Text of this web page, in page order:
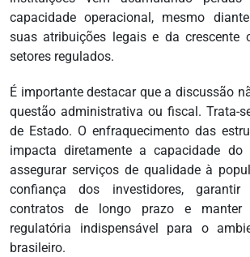
capacidade operacional, mesmo
suas atribuições legais e da crescente
setores regulados.
É importante destacar que a discussão
questão administrativa ou fiscal. Trata-
de Estado. O enfraquecimento das
impacta diretamente a capacidade do
assegurar serviços de qualidade à
confiança dos investidores,
contratos de longo prazo e manter
regulatória indispensável para o
brasileiro.